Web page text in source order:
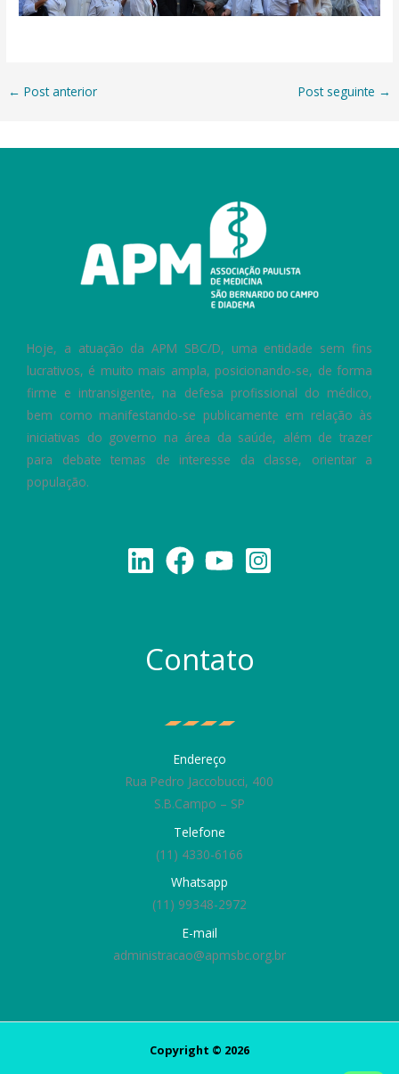
← Post anterior Post seguinte →
Hoje, a atuação da APM SBC/D, uma entidade sem fins
lucrativos, é muito mais ampla, posicionando-se, de forma
firme e intransigente, na defesa profissional do médico,
bem como manifestando-se publicamente em relação às
iniciativas do governo na área da saúde, além de trazer
para debate temas de interesse da classe, orientar a
população.
Contato
Endereço
Rua Pedro Jaccobucci, 400
S.B.Campo – SP
Telefone
(11) 4330-6166
Whatsapp
(11) 99348-2972
E-mail
administracao@apmsbc.org.br
Copyright © 2026